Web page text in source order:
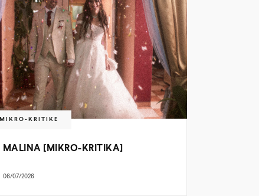
MIKRO-KRITIKE
MALINA [MIKRO-KRITIKA]
06/07/2026